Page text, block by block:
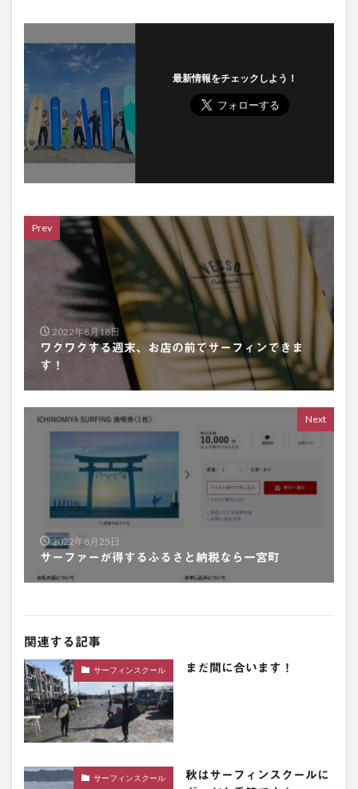
最新情報をチェックしよう！
Prev
2022年8月18日
ワクワクする週末、お店の前でサーフィンできま
す！
Next
2022年8月25日
サーファーが得するふるさと納税なら一宮町
関連する記事
サーフィンスクール まだ間に合います！
サーフィンスクール
秋はサーフィンスクールに